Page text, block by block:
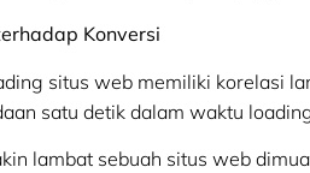
Konversi
situs web memiliki korelasi
satu detik dalam waktu
lambat sebuah situs web